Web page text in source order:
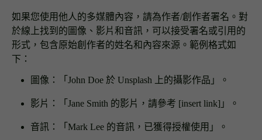
如果您使用他人的多媒體內容，請為作者/創作者署名。對
於線上找到的圖像、影片和音訊，可以接受署名或引用的
形式，包含原始創作者的姓名和內容來源。範例格式如
下：
圖像：「John Doe 於 Unsplash 上的攝影作品」。
影片：「Jane Smith 的影片，請參考 [insert link]」。
音訊：「Mark Lee 的音訊，已獲得授權使用」。